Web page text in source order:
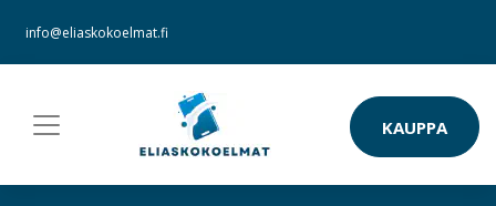
info@eliaskokoelmat.fi
KAUPPA